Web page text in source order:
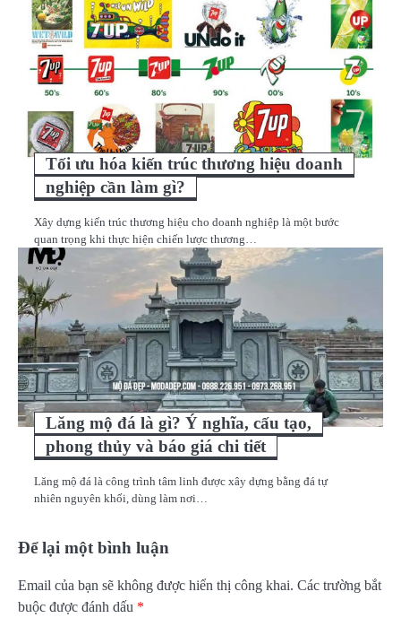
Tối ưu hóa kiến trúc thương hiệu doanh
nghiệp cần làm gì?
Xây dựng kiến trúc thương hiệu cho doanh nghiệp là một bước
quan trọng khi thực hiện chiến lược thương…
Lăng mộ đá là gì? Ý nghĩa, cấu tạo,
phong thủy và báo giá chi tiết
Lăng mộ đá là công trình tâm linh được xây dựng bằng đá tự
nhiên nguyên khối, dùng làm nơi…
Để lại một bình luận
Email của bạn sẽ không được hiển thị công khai. Các trường bắt
buộc được đánh dấu *